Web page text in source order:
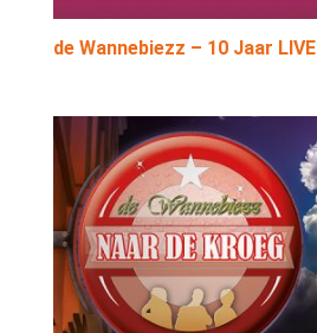
de Wannebiezz – 10 Jaar LIVE